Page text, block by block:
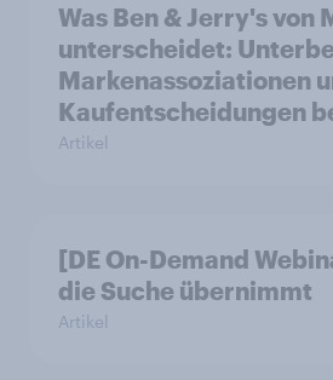
Was Ben & Jerry's von
unterscheidet:
Markenassoziationen
Kaufentscheidungen
Artikel
[DE On-Demand
die Suche übernimmt
Artikel